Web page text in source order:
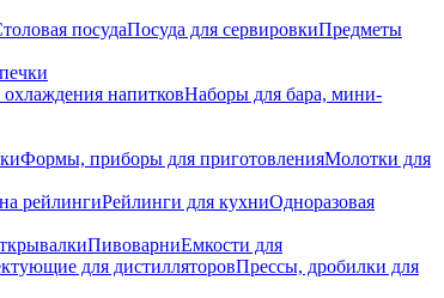
посудаПосуда для сервировкиПредметы
напитковНаборы для бара, мини-
Формы, приборы для приготовленияМолотки для
рейлингиРейлинги для кухниОдноразовая
ПивоварниЕмкости для
для дистилляторовПрессы, дробилки для